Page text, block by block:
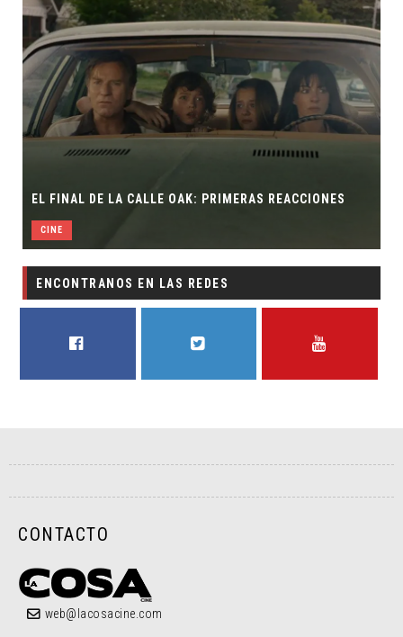
EL FINAL DE LA CALLE OAK: PRIMERAS REACCIONES
CINE
ENCONTRANOS EN LAS REDES
CONTACTO
web@lacosacine.com